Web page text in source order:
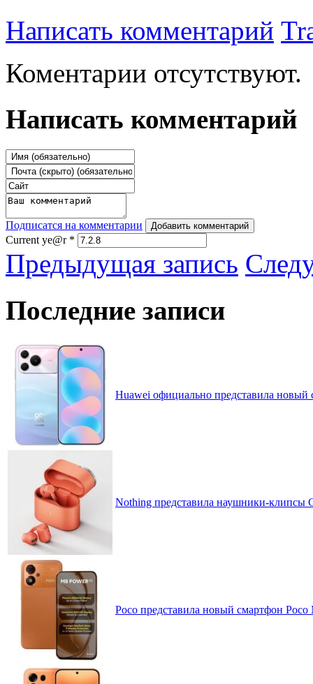
Написать комментарий
Коментарии отсутствуют.
Написать комментарий
Подписатся на комментарии Добавить комментарий
Current ye@r *
Предыдущая запись
Последние записи
Huawei официально представила
Nothing представила наушники-клипсы
Poco представила новый смартфон